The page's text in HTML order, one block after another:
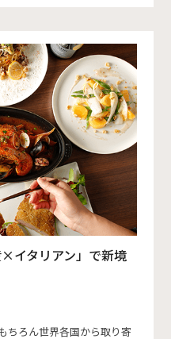
イタリアン」で新境
ちろん世界各国から取り寄